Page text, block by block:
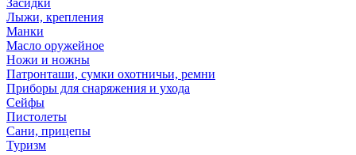
Засидки
Лыжи, крепления
Манки
Масло оружейное
Ножи и ножны
Патронташи, сумки охотничьи, ремни
Приборы для снаряжения и ухода
Сейфы
Пистолеты
Сани, прицепы
Туризм